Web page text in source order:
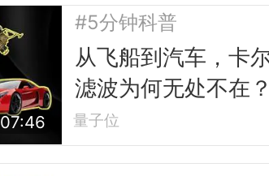
07:46
#5分钟科普
从飞船到汽车，卡
滤波为何无处不在？
量子位